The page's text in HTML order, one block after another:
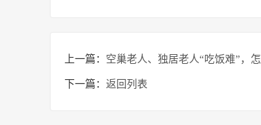
上一篇： 空巢老人、独居老人“吃饭难”，怎
下一篇： 返回列表